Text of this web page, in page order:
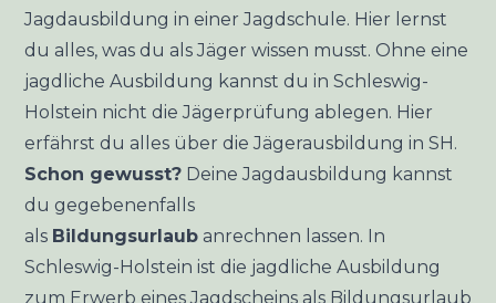
Jagdausbildung in einer Jagdschule. Hier lernst
du alles, was du als Jäger wissen musst. Ohne eine
jagdliche Ausbildung kannst du in Schleswig-
Holstein nicht die Jägerprüfung ablegen. Hier
erfährst du alles über die Jägerausbildung in SH.
Schon gewusst? Deine Jagdausbildung kannst
du gegebenenfalls
als Bildungsurlaub anrechnen lassen. In
Schleswig-Holstein ist die jagdliche Ausbildung
zum Erwerb eines Jagdscheins als Bildungsurlaub